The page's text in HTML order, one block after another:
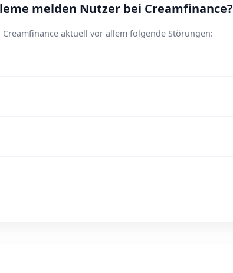
melden Nutzer bei Creamfinance?
aktuell vor allem folgende Störungen: